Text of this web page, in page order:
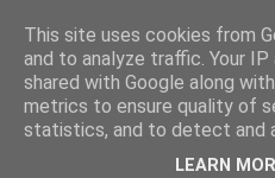
Rungsted
Din lokale sejlklub
This site uses cookies from
and to analyze traffic. Your
shared with Google along
metrics to ensure quality of
statistics, and to detect and
LEARN